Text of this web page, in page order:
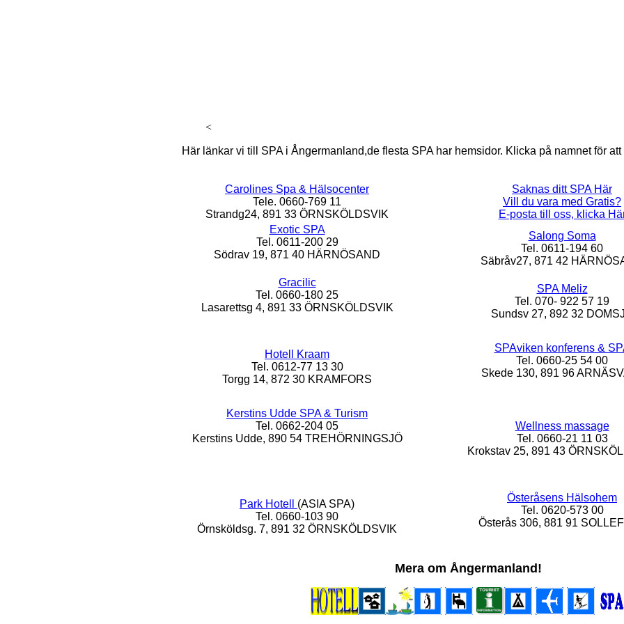
<
Här länkar vi till SPA i Ångermanland,de flesta SPA har hemsidor. Klicka på namnet för
Carolines Spa & Hälsocenter
Tele. 0660-769 11
Strandg24, 891 33 ÖRNSKÖLDSVIK
Saknas ditt SPA Här
Vill du vara med Gratis?
E-posta till oss, klicka
Exotic SPA
Tel. 0611-200 29
Södrav 19, 871 40 HÄRNÖSAND
Salong Soma
Tel. 0611-194 60
Säbråv27, 871 42
Gracilic
Tel. 0660-180 25
Lasarettsg 4, 891 33 ÖRNSKÖLDSVIK
SPA Meliz
Tel. 070- 922 57 19
Sundsv 27, 892 32
Hotell Kraam
Tel. 0612-77 13 30
Torgg 14, 872 30 KRAMFORS
SPAviken konferens &
Tel. 0660-25 54 00
Skede 130, 891 96
Kerstins Udde SPA & Turism
Tel. 0662-204 05
Kerstins Udde, 890 54 TREHÖRNINGSJÖ
Wellness massage
Tel. 0660-21 11 03
Krokstav 25, 891 43
Park Hotell (ASIA SPA)
Tel. 0660-103 90
Örnsköldsg. 7, 891 32 ÖRNSKÖLDSVIK
Österåsens Hälsohem
Tel. 0620-573 00
Österås 306, 881 91
Mera om Ångermanland!